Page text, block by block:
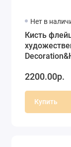
Нет в
Кисть
2200.00р.
Купить